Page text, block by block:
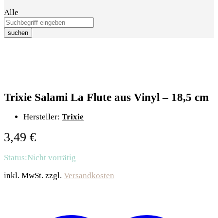
Alle
suchen
Trixie Salami La Flute aus Vinyl – 18,5 cm
Hersteller: Trixie
3,49 €
Status:Nicht vorrätig
inkl. MwSt. zzgl. Versandkosten